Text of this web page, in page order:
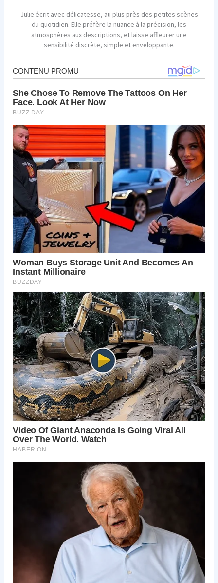
Julie écrit avec délicatesse, au plus près des petites scènes
du quotidien. Elle préfère la nuance à la précision, les
atmosphères aux descriptions, et laisse affleurer une
sensibilité discrète, simple et enveloppante.